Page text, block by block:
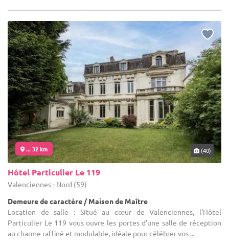
... 32 km (40)
Hôtel Particulier Le 119
Valenciennes - Nord (59)
Demeure de caractère / Maison de Maître
Location de salle : Situé au cœur de Valenciennes, l’Hôtel
Particulier Le 119 vous ouvre les portes d’une salle de réception
au charme raffiné et modulable, idéale pour célébrer vos ...